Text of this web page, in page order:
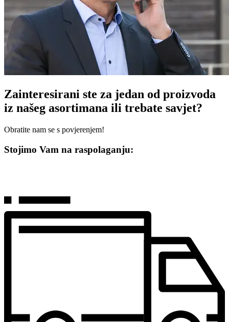
Zainteresirani ste za jedan od proizvoda
iz našeg asortimana ili trebate savjet?
Obratite nam se s povjerenjem!
Stojimo Vam na raspolaganju: